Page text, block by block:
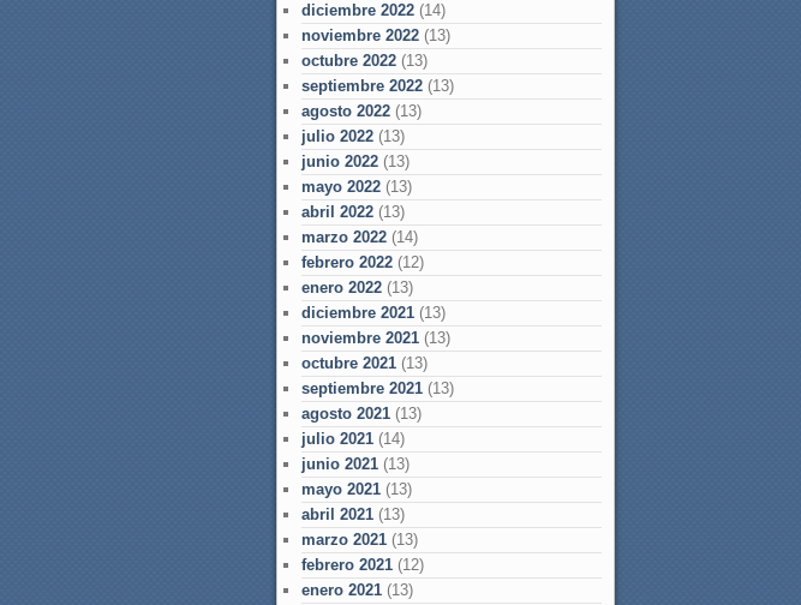
diciembre 2022 (14)
noviembre 2022 (13)
octubre 2022 (13)
septiembre 2022 (13)
agosto 2022 (13)
julio 2022 (13)
junio 2022 (13)
mayo 2022 (13)
abril 2022 (13)
marzo 2022 (14)
febrero 2022 (12)
enero 2022 (13)
diciembre 2021 (13)
noviembre 2021 (13)
octubre 2021 (13)
septiembre 2021 (13)
agosto 2021 (13)
julio 2021 (14)
junio 2021 (13)
mayo 2021 (13)
abril 2021 (13)
marzo 2021 (13)
febrero 2021 (12)
enero 2021 (13)